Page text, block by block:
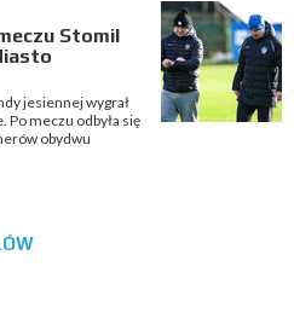
Stomil
jesiennej wygrał
Po meczu odbyła się
obydwu